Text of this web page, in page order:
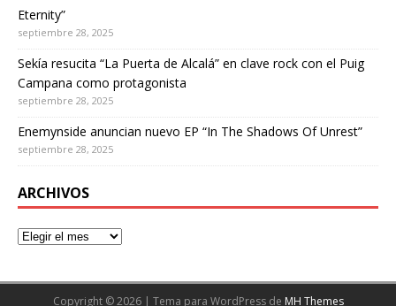
Eternity”
septiembre 28, 2025
Sekía resucita “La Puerta de Alcalá” en clave rock con el Puig
Campana como protagonista
septiembre 28, 2025
Enemynside anuncian nuevo EP “In The Shadows Of Unrest”
septiembre 28, 2025
ARCHIVOS
Copyright © 2026 | Tema para WordPress de MH Themes